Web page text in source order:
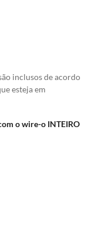
inclusos de acordo
esteja em
o wire-o INTEIRO